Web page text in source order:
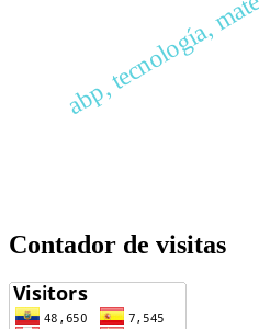
Contador de visitas